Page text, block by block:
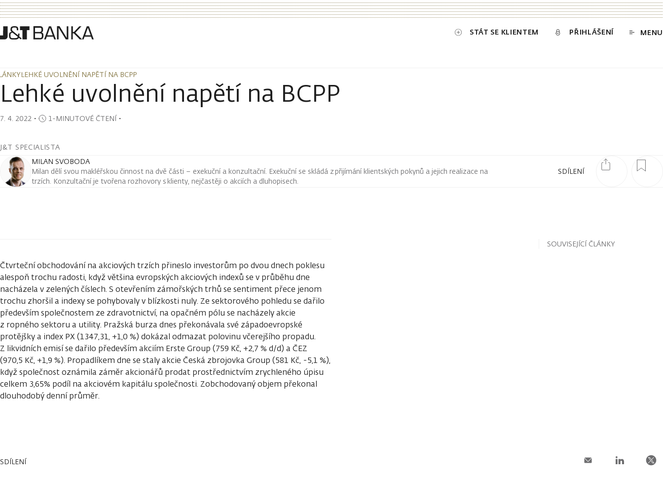
STÁT SE KLIENTEM PŘIHLÁŠENÍ MENU
LEHKÉ UVOLNĚNÍ NAPĚTÍ NA BCPP
LEHKÉ UVOLNĚNÍ NAPĚTÍ NA BCPP
Lehké uvolnění napětí na BCPP
7. 4. 2022 ・ 1-MINUTOVÉ ČTENÍ・
J&T SPECIALISTA
SDÍLENÍ
MILAN SVOBODA
Milan dělí svou makléřskou činnost na dvě části – exekuční a konzultační. Exekuční se skládá z přijímání klientských pokynů a jejich realizace na
trzích. Konzultační je tvořena rozhovory s klienty, nejčastěji o akciích a dluhopisech.
Čtvrteční obchodování na akciových trzích přineslo investorům po dvou dnech poklesu
alespoň trochu radosti, když většina evropských akciových indexů se v průběhu dne
nacházela v zelených číslech. S otevřením zámořských trhů se sentiment přece jenom
trochu zhoršil a indexy se pohybovaly v blízkosti nuly. Ze sektorového pohledu se dařilo
především společnostem ze zdravotnictví, na opačném pólu se nacházely akcie
z ropného sektoru a utility. Pražská burza dnes překonávala své západoevropské
protějšky a index PX (1347,31, +1,0 %) dokázal odmazat polovinu včerejšího propadu.
Z likvidních emisí se dařilo především akciím Erste Group (759 Kč, +2,7 % d/d) a ČEZ
(970,5 Kč, +1,9 %). Propadlíkem dne se staly akcie Česká zbrojovka Group (581 Kč, -5,1 %),
když společnost oznámila záměr akcionářů prodat prostřednictvím zrychleného úpisu
celkem 3,65% podíl na akciovém kapitálu společnosti. Zobchodovaný objem překonal
dlouhodobý denní průměr.
SOUVISEJÍCÍ ČLÁNKY
SDÍLENÍ